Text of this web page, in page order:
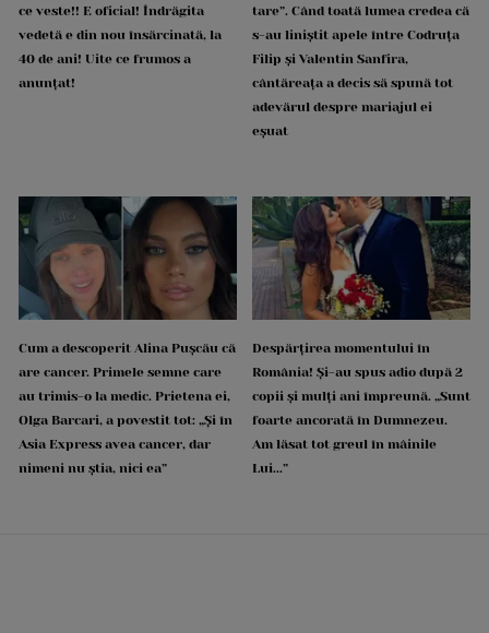
ce veste!! E oficial! Îndrăgita
vedetă e din nou însărcinată, la
40 de ani! Uite ce frumos a
anunțat!
tare”. Când toată lumea credea că
s-au liniștit apele între Codruța
Filip și Valentin Sanfira,
cântăreața a decis să spună tot
adevărul despre mariajul ei
eșuat
Cum a descoperit Alina Pușcău că
are cancer. Primele semne care
au trimis-o la medic. Prietena ei,
Olga Barcari, a povestit tot: „Și în
Asia Express avea cancer, dar
nimeni nu știa, nici ea”
Despărțirea momentului în
România! Și-au spus adio după 2
copii și mulți ani împreună. „Sunt
foarte ancorată în Dumnezeu.
Am lăsat tot greul în mâinile
Lui...”